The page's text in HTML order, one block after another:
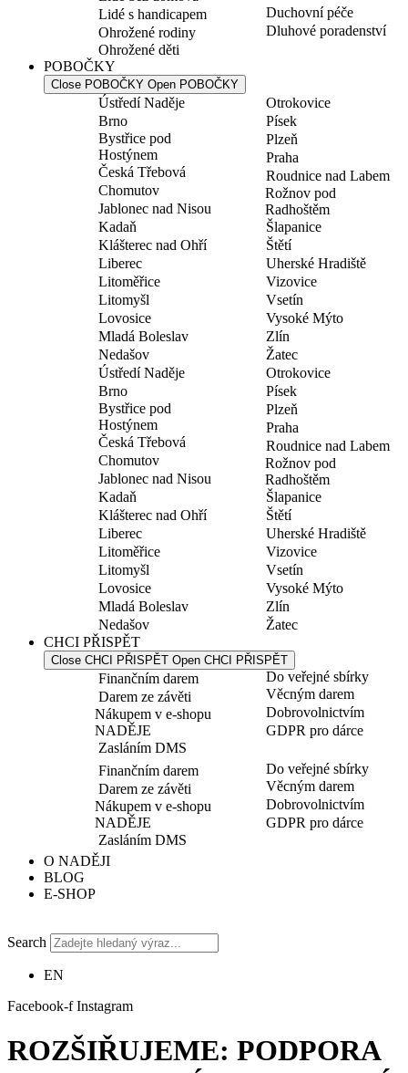
Lidé s handicapem
Ohrožené rodiny
Ohrožené děti
Duchovní péče
Dluhové poradenství
POBOČKY
Close POBOČKY Open POBOČKY
Ústředí Naděje
Brno
Bystřice pod
Hostýnem
Česká Třebová
Chomutov
Jablonec nad Nisou
Kadaň
Klášterec nad Ohří
Liberec
Litoměřice
Litomyšl
Lovosice
Mladá Boleslav
Nedašov
Otrokovice
Písek
Plzeň
Praha
Roudnice nad Labem
Rožnov pod
Radhoštěm
Šlapanice
Štětí
Uherské Hradiště
Vizovice
Vsetín
Vysoké Mýto
Zlín
Žatec
Ústředí Naděje
Brno
Bystřice pod
Hostýnem
Česká Třebová
Chomutov
Jablonec nad Nisou
Kadaň
Klášterec nad Ohří
Liberec
Litoměřice
Litomyšl
Lovosice
Mladá Boleslav
Nedašov
Otrokovice
Písek
Plzeň
Praha
Roudnice nad Labem
Rožnov pod
Radhoštěm
Šlapanice
Štětí
Uherské Hradiště
Vizovice
Vsetín
Vysoké Mýto
Zlín
Žatec
CHCI PŘISPĚT
Close CHCI PŘISPĚT Open CHCI PŘISPĚT
Finančním darem
Darem ze závěti
Nákupem v e-shopu
NADĚJE
Zasláním DMS
Do veřejné sbírky
Věcným darem
Dobrovolnictvím
GDPR pro dárce
Finančním darem
Darem ze závěti
Nákupem v e-shopu
NADĚJE
Zasláním DMS
Do veřejné sbírky
Věcným darem
Dobrovolnictvím
GDPR pro dárce
O NADĚJI
BLOG
E-SHOP
Search
EN
Facebook-f Instagram
ROZŠIŘUJEME: PODPORA